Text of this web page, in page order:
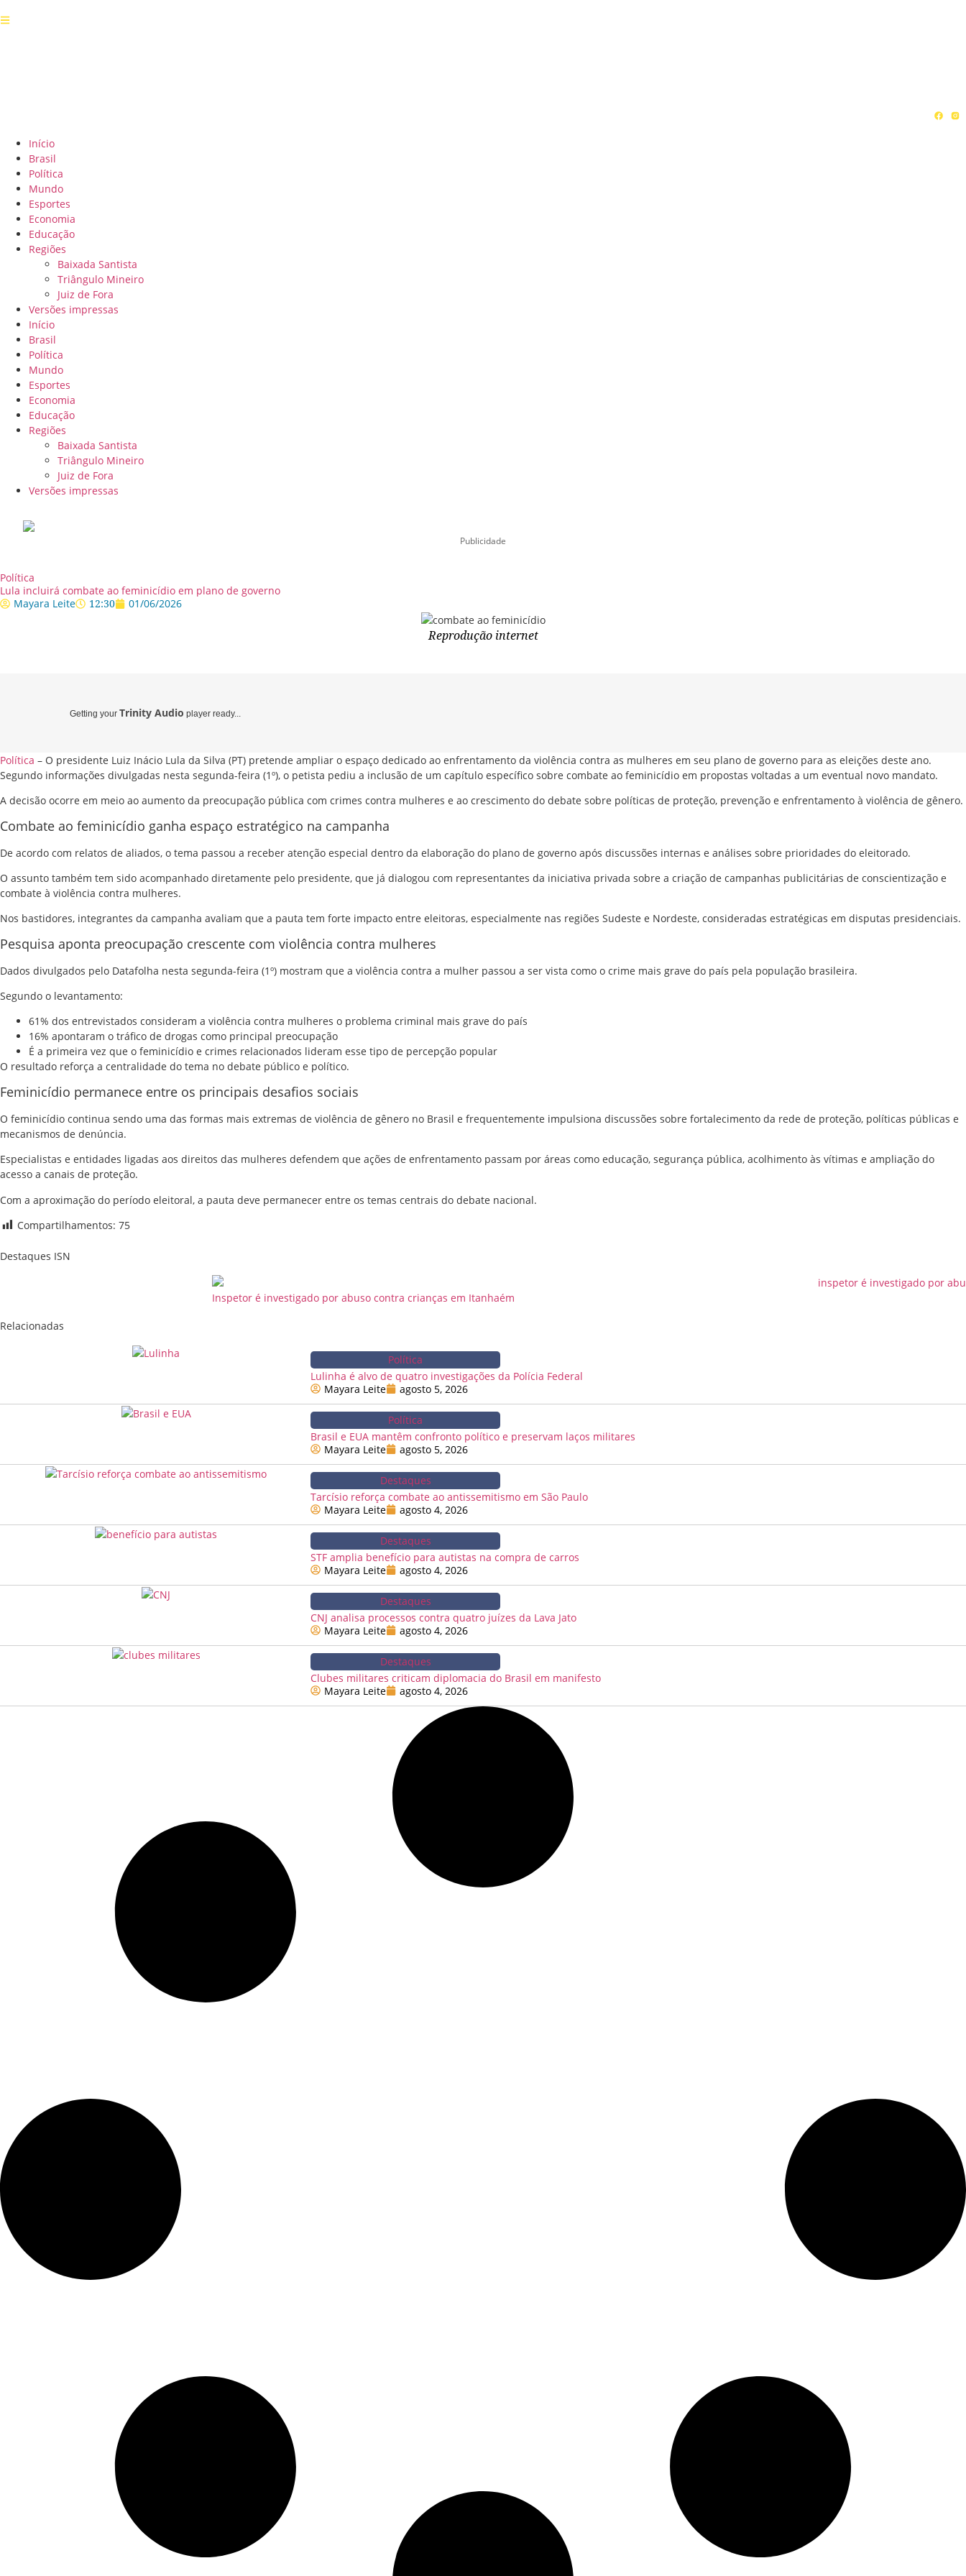
Início
Brasil
Política
Mundo
Esportes
Economia
Educação
Regiões
Baixada Santista
Triângulo Mineiro
Juiz de Fora
Versões impressas
Início
Brasil
Política
Mundo
Esportes
Economia
Educação
Regiões
Baixada Santista
Triângulo Mineiro
Juiz de Fora
Versões impressas
Publicidade
Política
Lula incluirá combate ao feminicídio em plano de governo
Mayara Leite
12:30 01/06/2026
Reprodução internet
Getting your Trinity Audio player ready...
Política – O presidente Luiz Inácio Lula da Silva (PT) pretende ampliar o espaço dedicado ao enfrentamento da violência contra as mulheres em seu plano de governo para as eleições deste ano.
Segundo informações divulgadas nesta segunda-feira (1º), o petista pediu a inclusão de um capítulo específico sobre combate ao feminicídio em propostas voltadas a um eventual novo mandato.
A decisão ocorre em meio ao aumento da preocupação pública com crimes contra mulheres e ao crescimento do debate sobre políticas de proteção, prevenção e enfrentamento à violência de gênero.
Combate ao feminicídio ganha espaço estratégico na campanha
De acordo com relatos de aliados, o tema passou a receber atenção especial dentro da elaboração do plano de governo após discussões internas e análises sobre prioridades do eleitorado.
O assunto também tem sido acompanhado diretamente pelo presidente, que já dialogou com representantes da iniciativa privada sobre a criação de campanhas publicitárias de conscientização e
combate à violência contra mulheres.
Nos bastidores, integrantes da campanha avaliam que a pauta tem forte impacto entre eleitoras, especialmente nas regiões Sudeste e Nordeste, consideradas estratégicas em disputas presidenciais.
Pesquisa aponta preocupação crescente com violência contra mulheres
Dados divulgados pelo Datafolha nesta segunda-feira (1º) mostram que a violência contra a mulher passou a ser vista como o crime mais grave do país pela população brasileira.
Segundo o levantamento:
61% dos entrevistados consideram a violência contra mulheres o problema criminal mais grave do país
16% apontaram o tráfico de drogas como principal preocupação
É a primeira vez que o feminicídio e crimes relacionados lideram esse tipo de percepção popular
O resultado reforça a centralidade do tema no debate público e político.
Feminicídio permanece entre os principais desafios sociais
O feminicídio continua sendo uma das formas mais extremas de violência de gênero no Brasil e frequentemente impulsiona discussões sobre fortalecimento da rede de proteção, políticas públicas e
mecanismos de denúncia.
Especialistas e entidades ligadas aos direitos das mulheres defendem que ações de enfrentamento passam por áreas como educação, segurança pública, acolhimento às vítimas e ampliação do
acesso a canais de proteção.
Com a aproximação do período eleitoral, a pauta deve permanecer entre os temas centrais do debate nacional.
Compartilhamentos: 75
Destaques ISN
Inspetor é investigado por abuso contra crianças em Itanhaém
Relacionadas
Política
Lulinha é alvo de quatro investigações da Polícia Federal
Mayara Leite
agosto 5, 2026
Política
Brasil e EUA mantêm confronto político e preservam laços militares
Mayara Leite
agosto 5, 2026
Destaques
Tarcísio reforça combate ao antissemitismo em São Paulo
Mayara Leite
agosto 4, 2026
Destaques
STF amplia benefício para autistas na compra de carros
Mayara Leite
agosto 4, 2026
Destaques
CNJ analisa processos contra quatro juízes da Lava Jato
Mayara Leite
agosto 4, 2026
Destaques
Clubes militares criticam diplomacia do Brasil em manifesto
Mayara Leite
agosto 4, 2026